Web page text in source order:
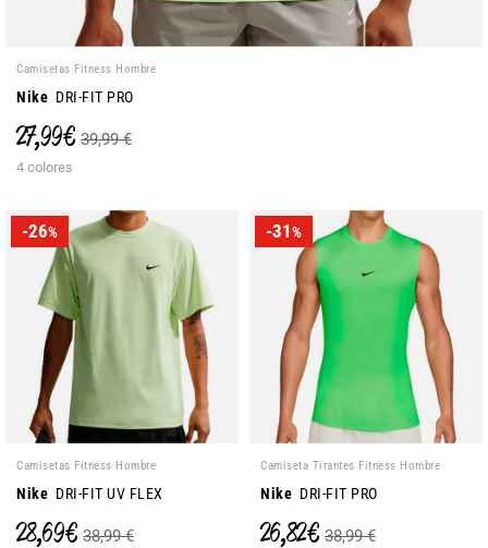
Camisetas Fitness Hombre
Nike DRI-FIT PRO
27,99 € 39,99 €
4 colores
-26%
Camisetas Fitness Hombre
Nike DRI-FIT UV FLEX
28,69 € 38,99 €
-31%
Camiseta Tirantes Fitness Hombre
Nike DRI-FIT PRO
26,82 € 38,99 €